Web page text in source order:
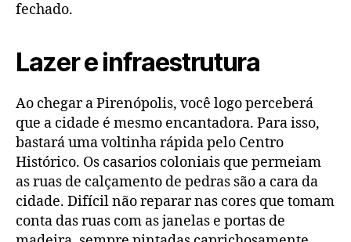
fechado.
Lazer e infraestrutura
Ao chegar a Pirenópolis, você logo perceberá
que a cidade é mesmo encantadora. Para isso,
bastará uma voltinha rápida pelo Centro
Histórico. Os casarios coloniais que permeiam
as ruas de calçamento de pedras são a cara da
cidade. Difícil não reparar nas cores que tomam
conta das ruas com as janelas e portas de